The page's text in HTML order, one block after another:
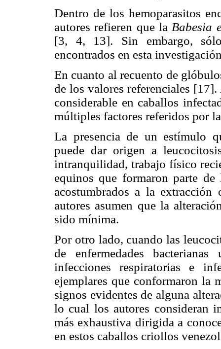
Dentro de los hemoparasitos
autores refieren que la Babesia
[3, 4, 13]. Sin embargo,
encontrados en esta
En cuanto al recuento de
de los valores referenciales
considerable en caballos
múltiples factores referidos por
La presencia de un estímulo
puede dar origen a
intranquilidad, trabajo físico
equinos que formaron parte de
acostumbrados a la
autores asumen que la
sido mínima.
Por otro lado, cuando las
de enfermedades
infecciones respiratorias e
ejemplares que conformaron la
signos evidentes de alguna
lo cual los autores consideran
más exhaustiva dirigida a
en estos caballos criollos